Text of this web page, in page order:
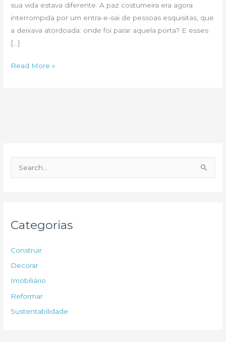
sua vida estava diferente. A paz costumeira era agora
interrompida por um entra-e-sai de pessoas esquisitas, que
a deixava atordoada: onde foi parar aquela porta? E esses
[…]
As
Read More »
e
p
o
r
Categorias
Construir
Decorar
Imobiliário
Reformar
Sustentabilidade